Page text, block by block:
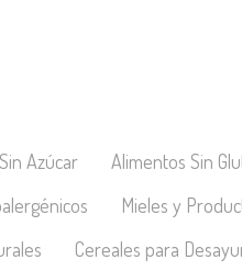
Azúcar Alimentos Sin
Mieles y
Cereales para